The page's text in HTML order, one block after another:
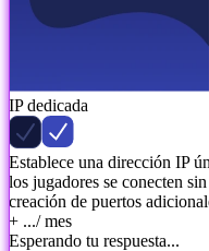
IP dedicada
Establece una dirección IP
los jugadores se conecten
creación de puertos
+ .../ mes
Esperando tu respuesta...